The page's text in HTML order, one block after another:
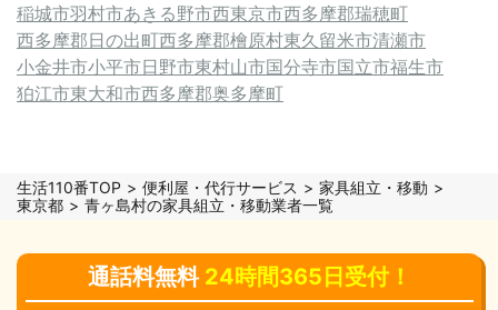
稲城市羽村市あきる野市西東京市西多摩郡瑞穂町
西多摩郡日の出町西多摩郡檜原村東久留米市清瀬市
小金井市小平市日野市東村山市国分寺市国立市福生市
狛江市東大和市西多摩郡奥多摩町
生活110番TOP 便利屋・代行サービス
家具組立・移動
東京都
青ヶ島村の家具組立・移動業者一覧
通話料無料 24時間365日受付！